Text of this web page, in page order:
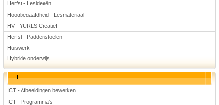
Herfst - Lesideeën
Hoogbegaafdheid - Lesmateriaal
HV - YURLS Creatief
Herfst - Paddenstoelen
Huiswerk
Hybride onderwijs
I
ICT - Afbeeldingen bewerken
ICT - Programma's